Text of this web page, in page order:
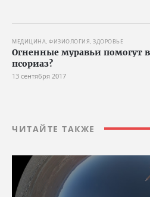
МЕДИЦИНА, ФИЗИОЛОГИЯ, ЗДОРОВЬЕ
Огненные муравьи помогут
псориаз?
13 сентября 2017
ЧИТАЙТЕ ТАКЖЕ